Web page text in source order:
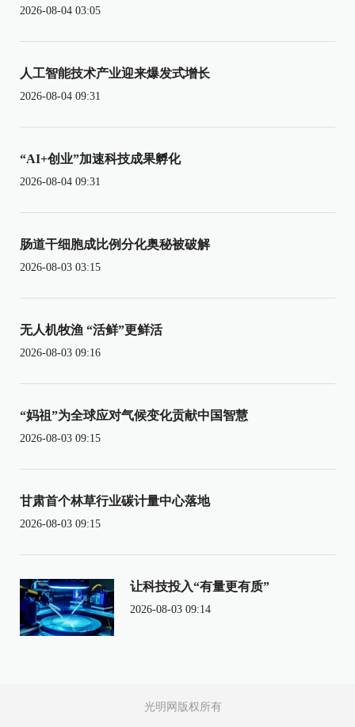
2026-08-04 03:05
人工智能技术产业迎来爆发式增长
2026-08-04 09:31
“AI+创业”加速科技成果孵化
2026-08-04 09:31
肠道干细胞成比例分化奥秘被破解
2026-08-03 03:15
无人机牧渔 “活鲜”更鲜活
2026-08-03 09:16
“妈祖”为全球应对气候变化贡献中国智慧
2026-08-03 09:15
甘肃首个林草行业碳计量中心落地
2026-08-03 09:15
让科技投入“有量更有质”
2026-08-03 09:14
光明网版权所有